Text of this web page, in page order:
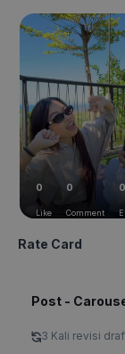
0
Like
0
Comment
Rate Card
Post -
3 Kali revisi